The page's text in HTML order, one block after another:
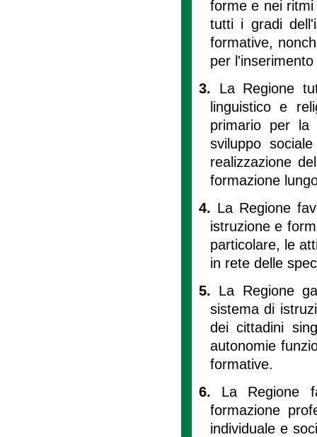
forme e nei
tutti i gradi
formative,
per
3. La Regione
linguistico e
primario per la
sviluppo
realizzazione
formazione
4. La Regione
istruzione e
particolare, le
in rete delle
5. La Regione
sistema di
dei cittadini
autonomie
formative.
6. La Regione
formazione
individuale e